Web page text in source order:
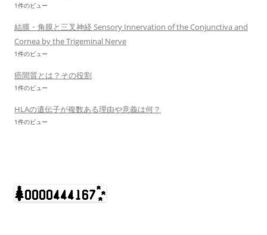
1件のビュー
結膜・角膜と三叉神経 Sensory Innervation of the Conjunctiva and
Cornea by the Trigeminal Nerve
1件のビュー
癌間質とは？その役割
1件のビュー
HLAの遺伝子が複数ある理由や意義は何？
1件のビュー